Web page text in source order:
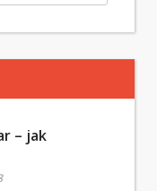
– jak